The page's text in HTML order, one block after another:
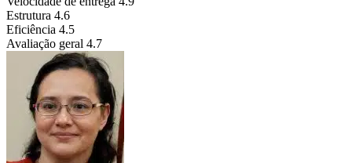
Estrutura 4.6
Eficiência 4.5
Avaliação geral 4.7